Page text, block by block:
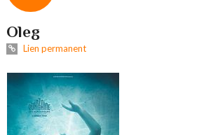
Oleg
Lien permanent